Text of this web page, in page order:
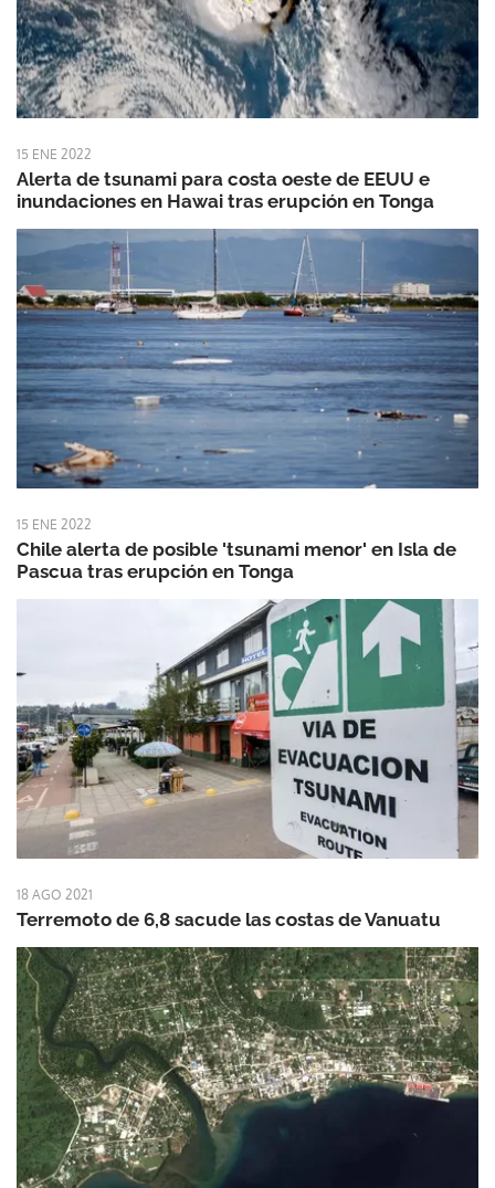
15 ENE 2022
Alerta de tsunami para costa oeste de EEUU e
inundaciones en Hawai tras erupción en Tonga
15 ENE 2022
Chile alerta de posible 'tsunami menor' en Isla de
Pascua tras erupción en Tonga
18 AGO 2021
Terremoto de 6,8 sacude las costas de Vanuatu